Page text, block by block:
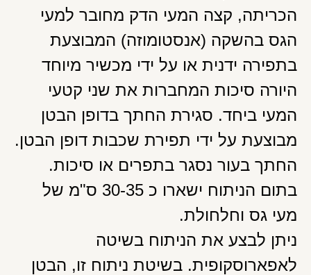
הכריתה, קצה המעי הדק מחובר למעי
הגס בהשקה (אנסטומוזה) המבוצעת
בתפירה ידנית או על ידי מכשיר מיוחד
היורה סיכות המחברות את שני קטעי
המעי ביחד. סגירת החתך בדופן הבטן
מבוצעת על ידי תפירת שכבות דופן הבטן.
החתך בעור נסגר בתפרים או סיכות.
בתום הניתוח ישארו כ 30-35 ס"מ של
מעי גס וחלחולת.
ניתן לבצע את הניתוח בשיטה
לאפארוסקופית. בשיטת ניתוח זו, הבטן